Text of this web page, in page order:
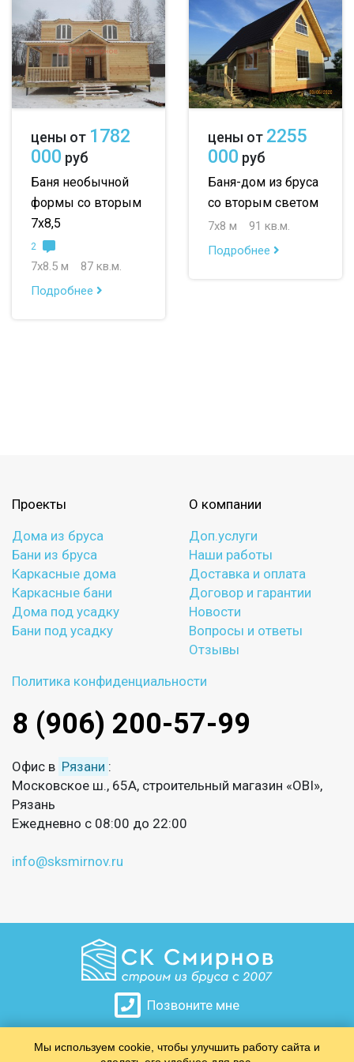
профилированный
100х150
150х150
150х200
7х8 7х10 8х8
8х9 большие
небольшие
маленькие
до 150 м
цены от 1782
000 руб
Баня необычной
формы со вторым
7х8,5
2
7х8.5 м
87 кв.м.
Подробнее
цены от 2255
000 руб
Баня-дом из бруса
со вторым светом
7х8 м
91 кв.м.
Подробнее
Проекты
Дома из бруса
Бани из бруса
Каркасные дома
Каркасные бани
Дома под усадку
Бани под усадку
О компании
Доп.услуги
Наши работы
Доставка и оплата
Договор и гарантии
Новости
Вопросы и ответы
Отзывы
Политика конфиденциальности
8 (906) 200-57-99
Офис в Рязани :
Московское ш., 65А, строительный магазин «OBI»,
Рязань
Ежедневно с 08:00 до 22:00
info@sksmirnov.ru
Позвоните мне
​​​​​​​
Мы используем cookie, чтобы улучшить работу сайта и